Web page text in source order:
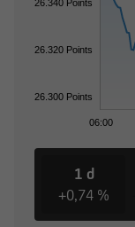
06:00
26.300 Points
26.320 Points
26.340 Points
1 d
+0,74 %